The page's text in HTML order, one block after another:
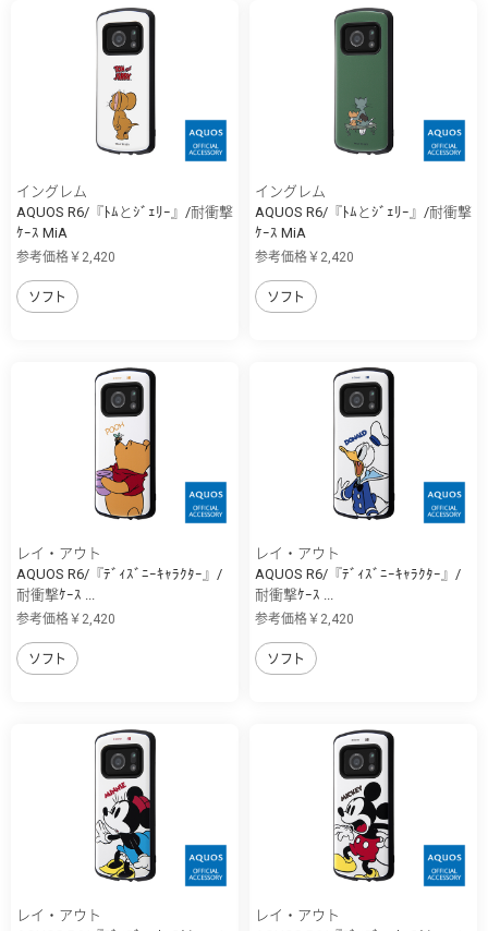
イングレム
AQUOS R6/『ﾄﾑとｼﾞｪﾘｰ』/耐衝撃
ｹｰｽ MiA
参考価格￥2,420
ソフト
イングレム
AQUOS R6/『ﾄﾑとｼﾞｪﾘｰ』/耐衝撃
ｹｰｽ MiA
参考価格￥2,420
ソフト
レイ・アウト
AQUOS R6/『ﾃﾞｨｽﾞﾆｰｷｬﾗｸﾀｰ』/
耐衝撃ｹｰｽ ...
参考価格￥2,420
ソフト
レイ・アウト
AQUOS R6/『ﾃﾞｨｽﾞﾆｰｷｬﾗｸﾀｰ』/
耐衝撃ｹｰｽ ...
参考価格￥2,420
ソフト
レイ・アウト
レイ・アウト